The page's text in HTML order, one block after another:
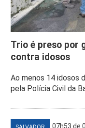
Trio é preso por
contra idosos
Ao menos 14 idosos
pela Polícia Civil da
07h53 de